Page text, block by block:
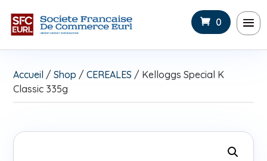
0
Accueil /Shop /CEREALES / Kelloggs Special K
Classic 335g